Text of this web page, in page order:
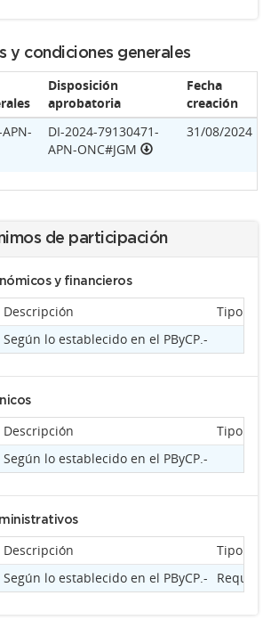
y condiciones generales
Disposición
aprobatoria
Fecha
creación
DI-2024-79130471-
APN-ONC#JGM
31/08/2024
de participación
y financieros
Descripción
Tipo de
Según lo establecido en el PByCP.-
Descripción
Tipo de
Según lo establecido en el PByCP.-
Descripción
Tipo de
Según lo establecido en el PByCP.-